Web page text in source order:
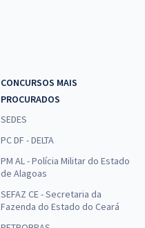
CONCURSOS MAIS
PROCURADOS
SEDES
PC DF - DELTA
PM AL - Polícia Militar do Estado
de Alagoas
SEFAZ CE - Secretaria da
Fazenda do Estado do Ceará